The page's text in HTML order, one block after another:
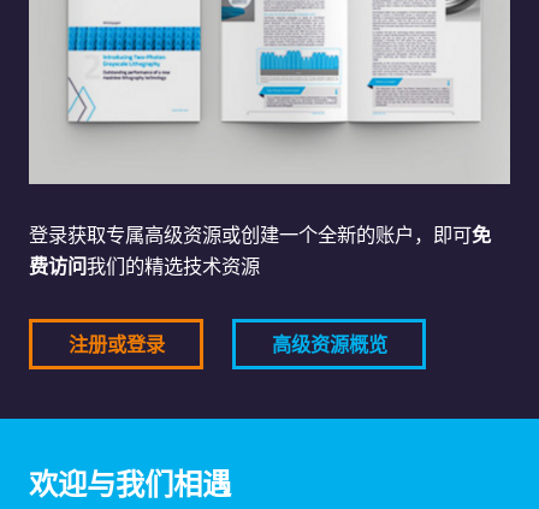
登录获取专属高级资源或创建一个全新的账户，即可免
费访问我们的精选技术资源
注册或登录 高级资源概览
欢迎与我们相遇